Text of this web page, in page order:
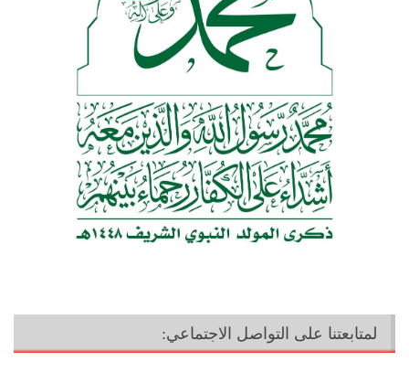
لمتابعتنا على التواصل الاجتماعي: